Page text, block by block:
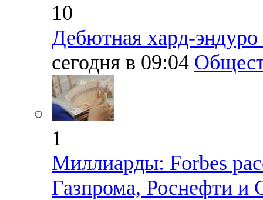
10
Дебютная хард-эндуро
сегодня в 09:04
1
Миллиарды: Forbes
Газпрома, Роснефти и